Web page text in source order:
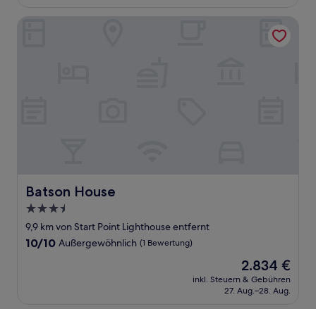
Batson House
Batson House
3.5-
Sterne-
Unterkunft
9,9 km von Start Point Lighthouse entfernt
10.0
10/10 Außergewöhnlich (1 Bewertung)
Der
Preis
beträgt
2.834 €
inkl. Steuern & Gebühren
27. Aug.–28. Aug.